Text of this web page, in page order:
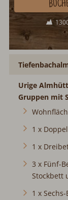
Urige
mit Sauna
1 x
1 x
3 x Fünf-
Stockbett
1 x